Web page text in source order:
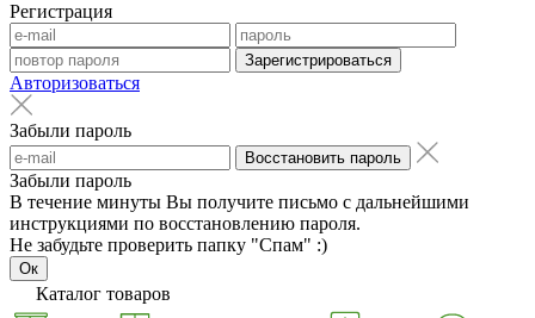
Регистрация
Зарегистрироваться
Авторизоваться
Забыли пароль
Восстановить пароль
Забыли пароль
В течение минуты Вы получите письмо с дальнейшими
инструкциями по восстановлению пароля.
Не забудьте проверить папку "Спам" :)
Ок
Каталог товаров